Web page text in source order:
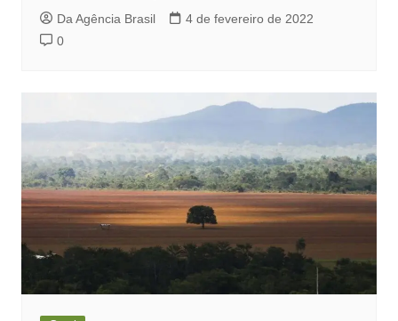
Da Agência Brasil
4 de fevereiro de 2022
0